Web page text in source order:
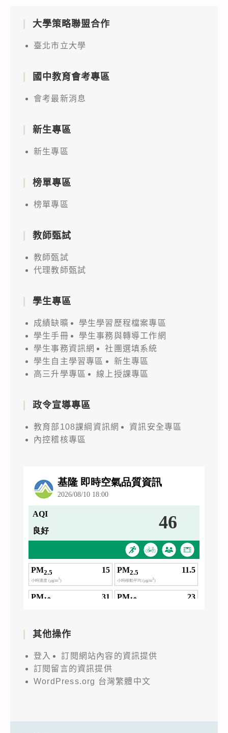
大學策略聯盟合作
臺北市立大學
國中教育會考專區
會考最新消息
新生專區
新生專區
榜單專區
榜單專區
教師甄試
教師甄試
代理教師甄試
學生專區
成績缺曠
學生學習歷程檔案專區
學生手冊
學生事務與轉導工作網
學生事務資訊網
社團選填系統
學生自主學習專區
新生專區
高三升學專區
線上授課專區
政令宣導專區
教育部108課綱資訊網
資訊安全專區
內控稽核專區
其他操作
登入
訂閱網站內容的資訊提供
訂閱留言的資訊提供
WordPress.org 台灣繁體中文